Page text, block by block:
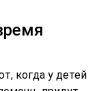
когда у детей